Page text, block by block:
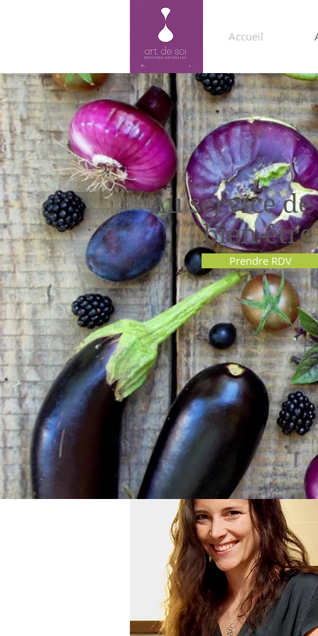
Accueil
Au service
bien-
Prendre RDV